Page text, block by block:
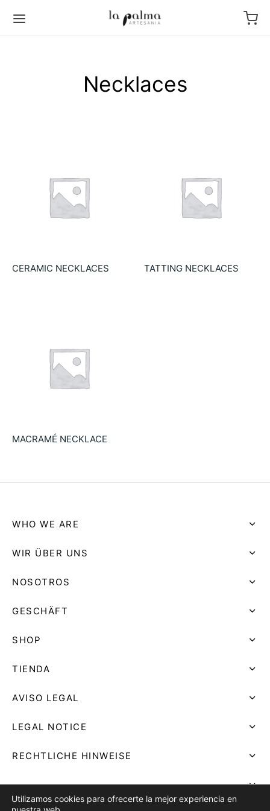
Necklaces
CERAMIC NECKLACES
TATTING NECKLACES
MACRAMÉ NECKLACE
WHO WE ARE
WIR ÜBER UNS
NOSOTROS
GESCHÄFT
SHOP
TIENDA
AVISO LEGAL
LEGAL NOTICE
RECHTLICHE HINWEISE
Utilizamos cookies para ofrecerte la mejor experiencia en